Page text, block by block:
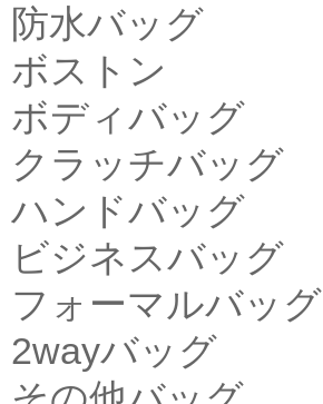
防水バッグ
ボストン
ボディバッグ
クラッチバッグ
ハンドバッグ
ビジネスバッグ
フォーマルバッグ
2wayバッグ